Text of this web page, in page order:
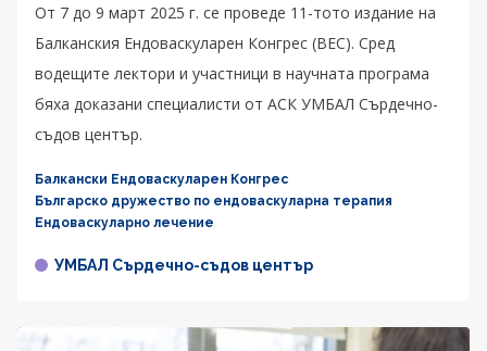
От 7 до 9 март 2025 г. се проведе 11-тото издание на
Балканския Ендоваскуларен Конгрес (BEC). Сред
водещите лектори и участници в научната програма
бяха доказани специалисти от АСК УМБАЛ Сърдечно-
съдов център.
Балкански Ендоваскуларен Конгрес
Българско дружество по ендоваскуларна терапия
Ендоваскуларно лечение
УМБАЛ Сърдечно-съдов център